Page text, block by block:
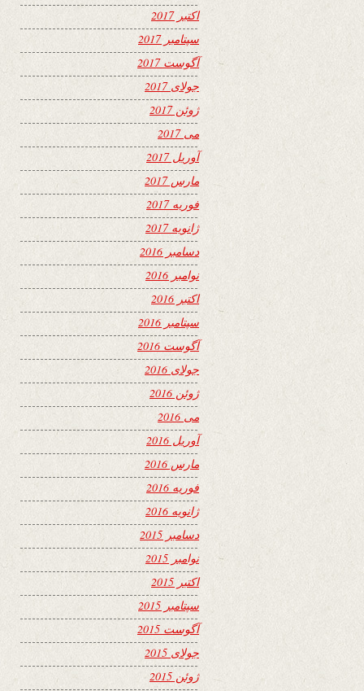
اکتبر 2017
سپتامبر 2017
آگوست 2017
جولای 2017
ژوئن 2017
می 2017
آوریل 2017
مارس 2017
فوریه 2017
ژانویه 2017
دسامبر 2016
نوامبر 2016
اکتبر 2016
سپتامبر 2016
آگوست 2016
جولای 2016
ژوئن 2016
می 2016
آوریل 2016
مارس 2016
فوریه 2016
ژانویه 2016
دسامبر 2015
نوامبر 2015
اکتبر 2015
سپتامبر 2015
آگوست 2015
جولای 2015
ژوئن 2015